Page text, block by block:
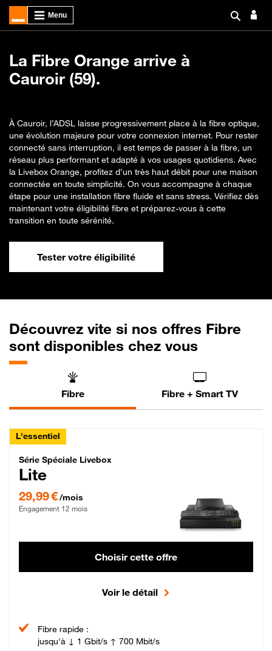
La Fibre Orange arrive à
Cauroir (59).
À Cauroir, l’ADSL laisse progressivement place à la fibre optique,
une évolution majeure pour votre connexion internet. Pour rester
connecté sans interruption, il est temps de passer à la fibre, un
réseau plus performant et adapté à vos usages quotidiens. Avec
la Livebox Orange, profitez d’un très haut débit pour une maison
connectée en toute simplicité. On vous accompagne à chaque
étape pour une installation fibre fluide et sans stress. Vérifiez dès
maintenant votre éligibilité fibre et préparez-vous à cette
transition en toute sérénité.
Tester votre éligibilité
Découvrez vite si nos offres Fibre
sont disponibles chez vous
Fibre Fibre + Smart TV
L'essentiel
Série Spéciale Livebox Lite Fibre
Série Spéciale Livebox
Lite
29,99 €/mois
Engagement 12 mois
Choisir cette offre
Voir le détail
Fibre rapide :
jusqu'à ↓ 1 Gbit/s ↑ 700 Mbit/s